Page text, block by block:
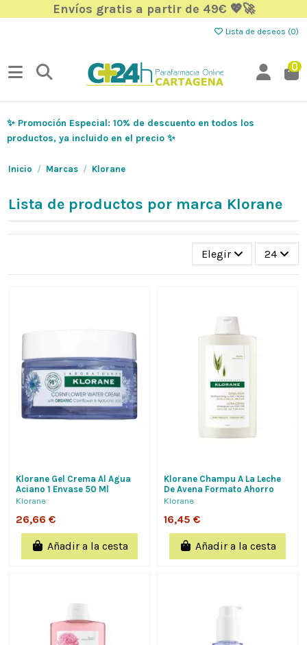
Envíos gratis a partir de 49€ 💖🚀
Lista de deseos (0)
0
✨ Promoción Especial: 10% de descuento en todos los
productos, ya incluido en el precio ✨
Inicio Marcas Klorane
Lista de productos por marca Klorane
Elegir 24
Klorane Gel Crema Al Agua
Aciano 1 Envase 50 Ml
Klorane
26,66 €
Añadir a la cesta
Klorane Champu A La Leche
De Avena Formato Ahorro
400Ml Extrasuave Protector,
Klorane
16,45 €
Añadir a la cesta